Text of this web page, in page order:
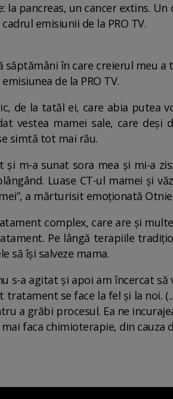
la pancreas, un cancer extins.
emisiunii de la PRO TV.
în care creierul meu a
de la PRO TV.
de la tatăl ei, care abia putea
vestea mamei sale, care deși
simtă tot mai rău.
m-a sunat sora mea și mi-a
Luase CT-ul mamei și
a mărturisit emoționată
complex, care are și
Pe lângă terapiile
să își salveze mama.
s-a agitat și apoi am încercat să
se face la fel și la noi.
a grăbi procesul. Ea ne
faca chimioterapie, din cauza